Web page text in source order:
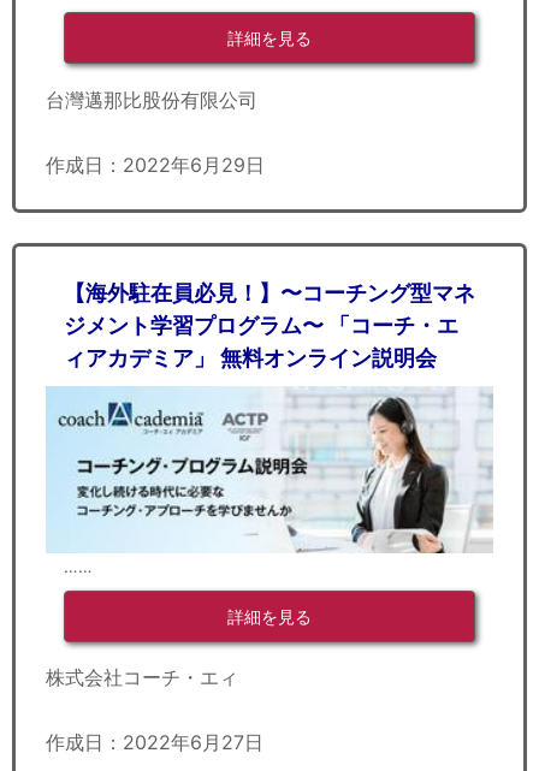
詳細を見る
台灣邁那比股份有限公司
作成日：2022年6月29日
【海外駐在員必見！】〜コーチング型マネ
ジメント学習プログラム〜 「コーチ・エ
ィアカデミア」 無料オンライン説明会
……
詳細を見る
株式会社コーチ・エィ
作成日：2022年6月27日